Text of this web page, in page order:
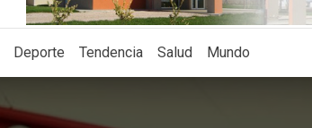
Deporte Tendencia Salud Mundo